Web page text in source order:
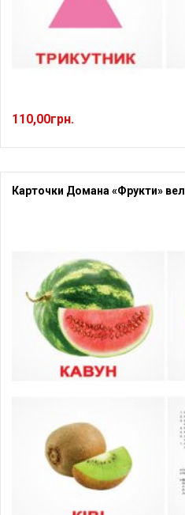
110,00грн.
Карточки Домана «Фрукти»